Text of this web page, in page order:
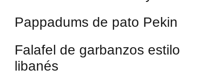
Pappadums de pato Pekin
Falafel de garbanzos estilo
libanés